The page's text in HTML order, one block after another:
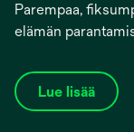
Parempaa,
elämän
Lue lisää